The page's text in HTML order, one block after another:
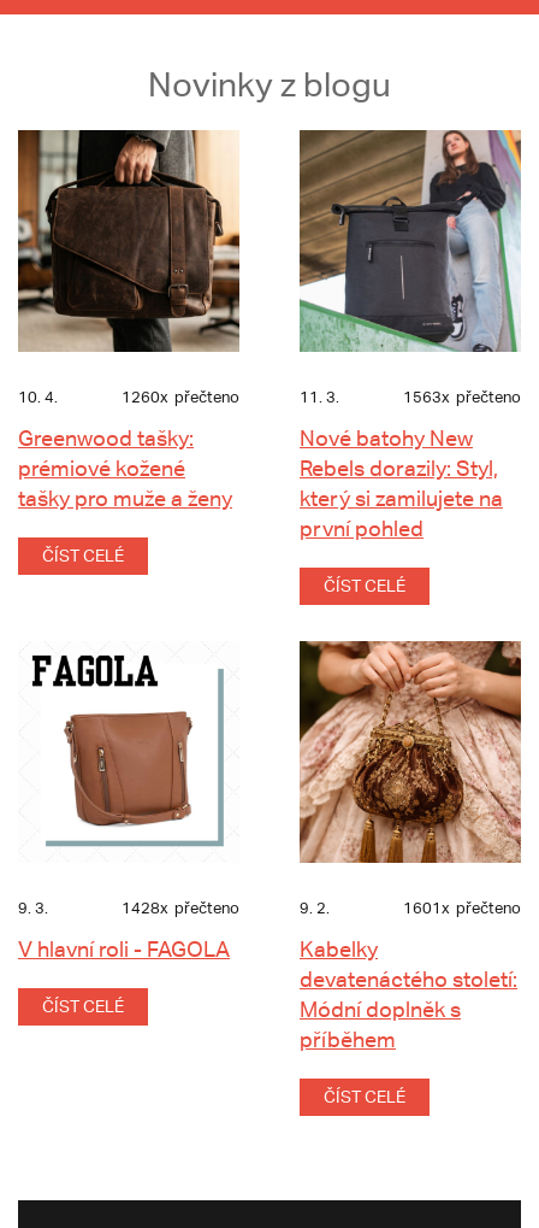
Novinky z blogu
10. 4. 1260x přečteno
Greenwood tašky:
prémiové kožené
tašky pro muže a ženy
ČÍST CELÉ
11. 3. 1563x přečteno
Nové batohy New
Rebels dorazily: Styl,
který si zamilujete na
první pohled
ČÍST CELÉ
9. 3. 1428x přečteno
V hlavní roli - FAGOLA
ČÍST CELÉ
9. 2. 1601x přečteno
Kabelky
devatenáctého století:
Módní doplněk s
příběhem
ČÍST CELÉ